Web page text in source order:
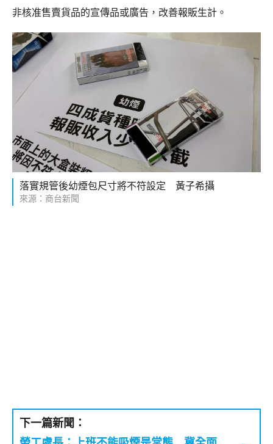
非核准售賣貨品的宣傳品或廣告，改善報販生計。
落實規管後幼煙包尺寸將不符設定 黃子希攝
來源：商台新聞
下一篇新聞：